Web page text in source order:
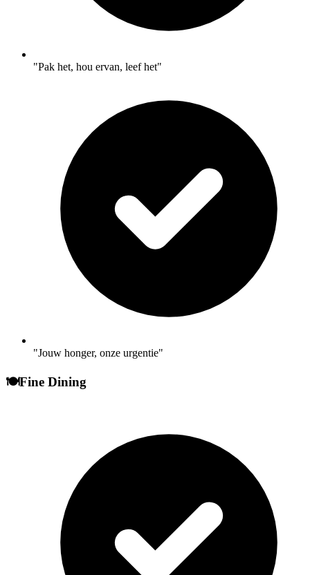
"Pak het, hou ervan, leef het"
"Jouw honger, onze urgentie"
🍽️Fine Dining